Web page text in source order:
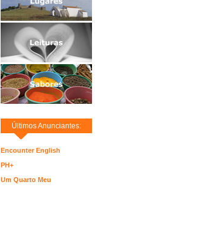
Últimos Anunciantes:
Encounter English
PH+
Um Quarto Meu